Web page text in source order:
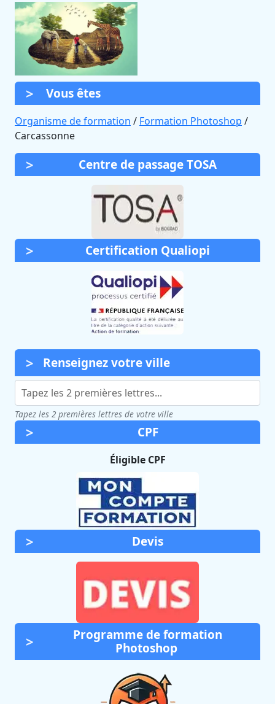
Vous êtes
Organisme de formation / Formation Photoshop /
Carcassonne
Centre de passage TOSA
Certification Qualiopi
Renseignez votre ville
Tapez les 2 premières lettres de votre ville
CPF
Éligible CPF
Devis
Programme de formation
Photoshop